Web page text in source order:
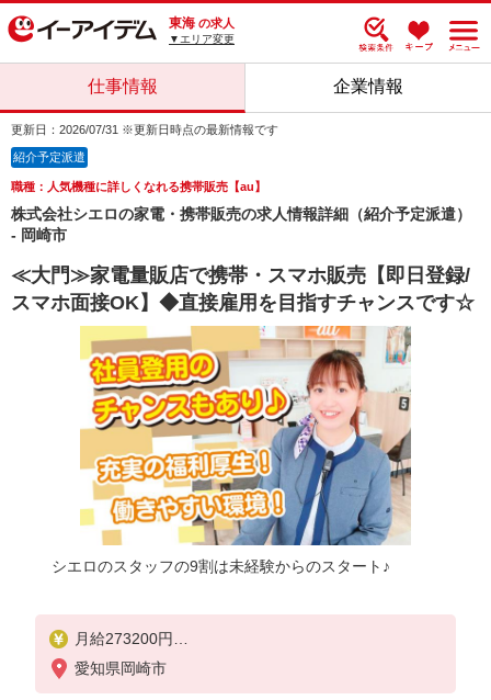
東海 の求人
▼エリア変更
仕事情報 企業情報
更新日：2026/07/31 ※更新日時点の最新情報です
紹介予定派遣
職種：人気機種に詳しくなれる携帯販売【au】
株式会社シエロの家電・携帯販売の求人情報詳細（紹介予定派遣）
- 岡崎市
≪大門≫家電量販店で携帯・スマホ販売【即日登録/
スマホ面接OK】◆直接雇用を目指すチャンスです☆
シエロのスタッフの9割は未経験からのスタート♪
月給273200円
※研修期間6か月・時給1550円
※残業代支給
愛知県岡崎市